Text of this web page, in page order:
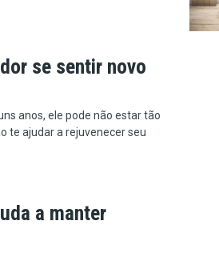
se sentir novo
anos, ele pode não estar tão
te ajudar a rejuvenecer seu
a manter